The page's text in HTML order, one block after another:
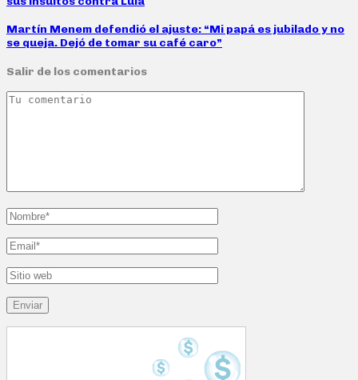
Martín Menem defendió el ajuste: “Mi papá es jubilado y no
se queja. Dejó de tomar su café caro”
Salir de los comentarios